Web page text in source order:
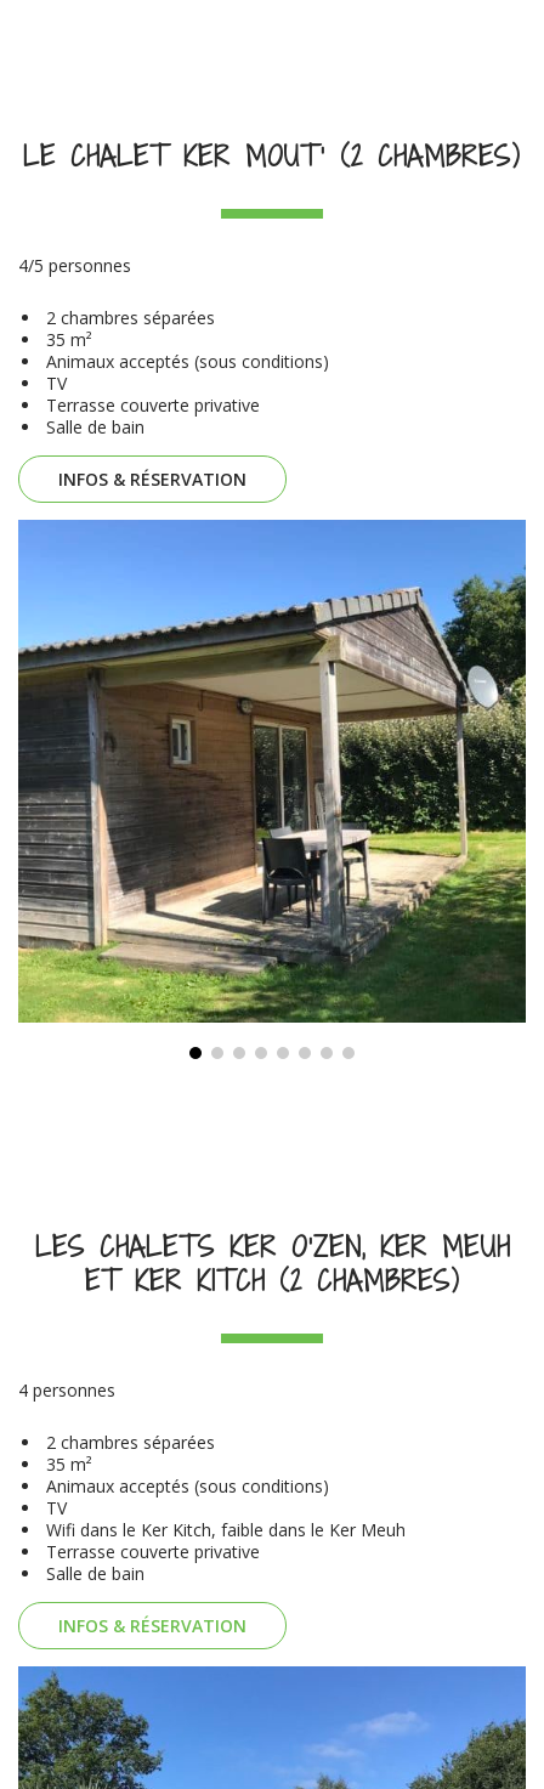
LE CHALET KER MOUT' (2 CHAMBRES)
4/5 personnes
2 chambres séparées
35 m²
Animaux acceptés (sous conditions)
TV
Terrasse couverte privative
Salle de bain
INFOS & RÉSERVATION
LES CHALETS KER O'ZEN, KER MEUH
ET KER KITCH (2 CHAMBRES)
4 personnes
2 chambres séparées
35 m²
Animaux acceptés (sous conditions)
TV
Wifi dans le Ker Kitch, faible dans le Ker Meuh
Terrasse couverte privative
Salle de bain
INFOS & RÉSERVATION